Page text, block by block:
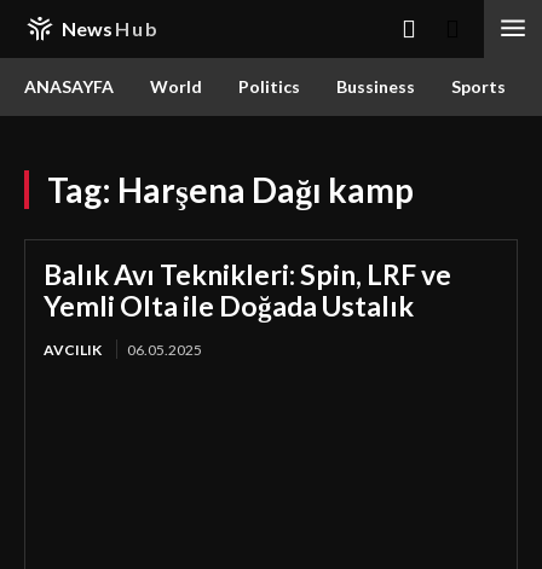
News Hub
ANASAYFA World Politics Bussiness Sports
Tag: Harşena Dağı kamp
Balık Avı Teknikleri: Spin, LRF ve
Yemli Olta ile Doğada Ustalık
AVCILIK 06.05.2025